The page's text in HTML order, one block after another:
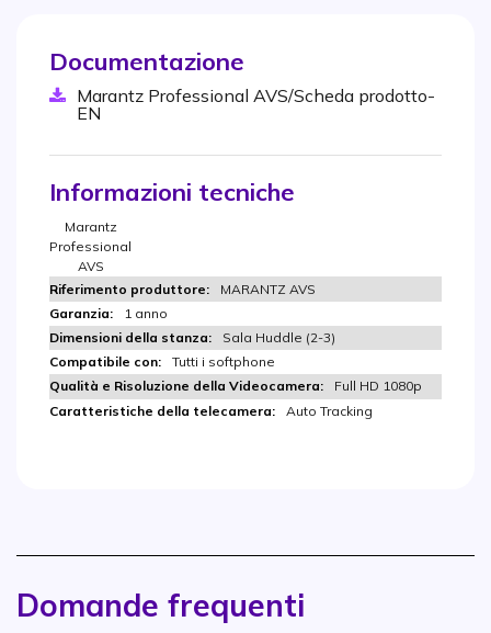
Documentazione
Marantz Professional AVS/Scheda prodotto-
EN
Informazioni tecniche
Marantz
Professional
AVS
MARANTZ AVS
1 anno
Sala Huddle (2-3)
Tutti i softphone
Full HD 1080p
Auto Tracking
Domande frequenti